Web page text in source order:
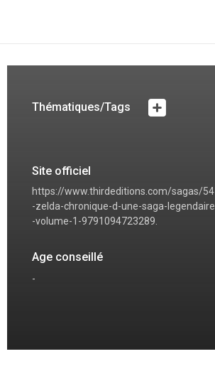
Thématiques/Tags
Site officiel
https://www.thirdeditions.com/sagas/54
-zelda-chronique-d-une-saga-legendaire
-volume-1-9791094723289.
Age conseillé
-